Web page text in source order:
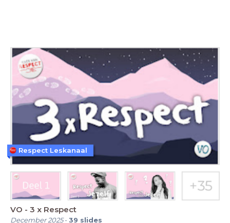
VO - 3 x Respect
December 2025-39 slides
Respect Leskanaal